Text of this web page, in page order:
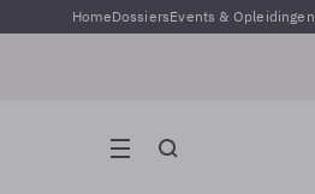
HomeDossiersEvents & Opleidingen